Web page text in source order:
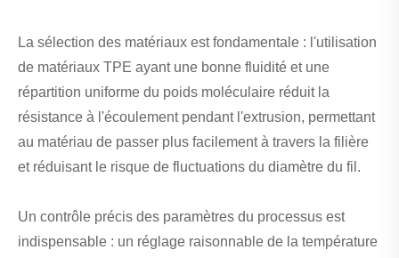
La sélection des matériaux est fondamentale : l'utilisation
de matériaux TPE ayant une bonne fluidité et une
répartition uniforme du poids moléculaire réduit la
résistance à l'écoulement pendant l'extrusion, permettant
au matériau de passer plus facilement à travers la filière
et réduisant le risque de fluctuations du diamètre du fil.
Un contrôle précis des paramètres du processus est
indispensable : un réglage raisonnable de la température